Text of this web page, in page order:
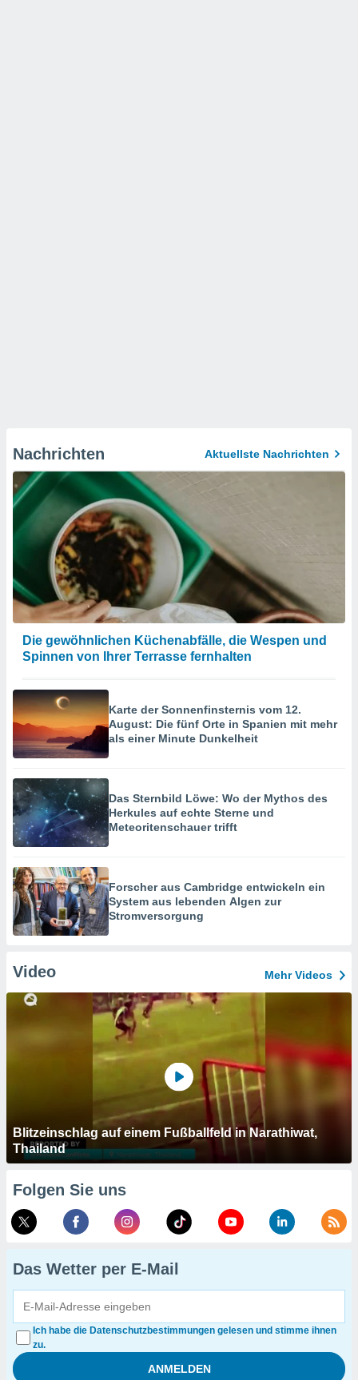
Nachrichten Aktuellste Nachrichten
Die gewöhnlichen Küchenabfälle, die Wespen und
Spinnen von Ihrer Terrasse fernhalten
Karte der Sonnenfinsternis vom 12.
August: Die fünf Orte in Spanien mit mehr
als einer Minute Dunkelheit
Das Sternbild Löwe: Wo der Mythos des
Herkules auf echte Sterne und
Meteoritenschauer trifft
Forscher aus Cambridge entwickeln ein
System aus lebenden Algen zur
Stromversorgung
Video Mehr Videos
Blitzeinschlag auf einem Fußballfeld in Narathiwat,
Thailand
Folgen Sie uns
Das Wetter per E-Mail
Ich habe die Datenschutzbestimmungen gelesen und stimme ihnen
zu.